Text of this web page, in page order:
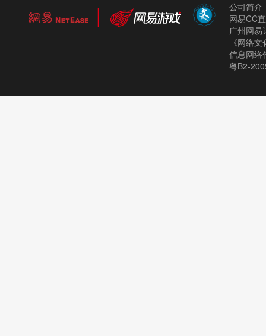
公司简介
网易CC
广州网
《网络
信息网络
粤B2-